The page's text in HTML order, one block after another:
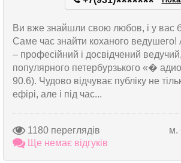
Ви вже знайшли свою любов, і у вас
Саме час знайти коханого
– професійний і досвідчений
популярного петербурзького «�
90.6). Чудово відчуває публіку не
ефірі, але і під час...
1180 переглядів
м.
Ще немає відгуків